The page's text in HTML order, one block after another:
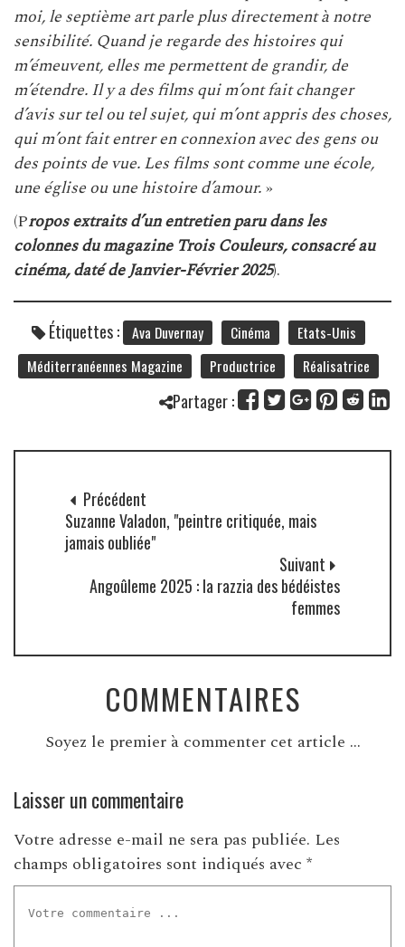
moi, le septième art parle plus directement à notre
sensibilité. Quand je regarde des histoires qui
m’émeuvent, elles me permettent de grandir, de
m’étendre. Il y a des films qui m’ont fait changer
d’avis sur tel ou tel sujet, qui m’ont appris des choses,
qui m’ont fait entrer en connexion avec des gens ou
des points de vue. Les films sont comme une école,
une église ou une histoire d’amour.»
(Propos extraits d’un entretien paru dans les
colonnes du magazine Trois Couleurs, consacré au
cinéma, daté de Janvier-Février 2025).
Étiquettes : Ava Duvernay Cinéma
Etats-Unis
Méditerranéennes Magazine
Productrice Réalisatrice
Partager :
Précédent
Suzanne Valadon, "peintre critiquée, mais
jamais oubliée"
Suivant
Angoûleme 2025 : la razzia des bédéistes
femmes
COMMENTAIRES
Soyez le premier à commenter cet article ...
Laisser un commentaire
Votre adresse e-mail ne sera pas publiée. Les
champs obligatoires sont indiqués avec *